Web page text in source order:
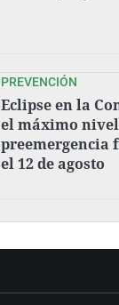
PREVENCIÓN
Eclipse en la
el máximo
preemergencia
el 12 de agosto